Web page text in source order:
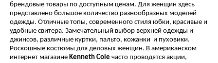
брендовые товары по доступным ценам. Для женщин здесь
представлено большое количество разнообразных моделей
одежды. Отличные топы, современного стиля юбки, красивые и
удобные свитера. Замечательный выбор верхней одежды и
джинсов, различные куртки, пальто, кожанки и пуховики.
Роскошные костюмы для деловых женщин. В американском
интернет магазине Kenneth Cole часто проводятся акции,